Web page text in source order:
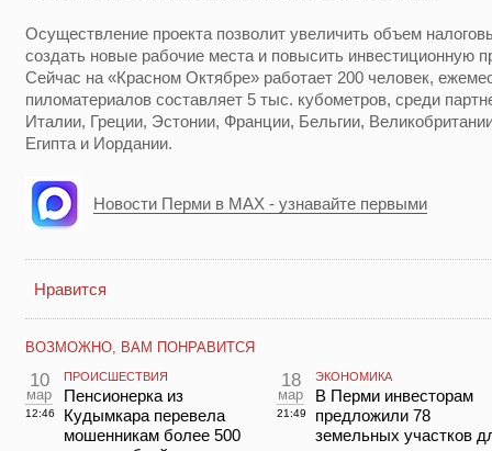
Осуществление проекта позволит увеличить объем
создать новые рабочие места и повысить инвестиционную
Сейчас на «Красном Октябре» работает 200 человек,
пиломатериалов составляет 5 тыс. кубометров, среди
Италии, Греции, Эстонии, Франции, Бельгии,
Египта и Иордании.
Новости Перми в MAX - узнавайте первыми
Нравится
ВОЗМОЖНО, ВАМ ПОНРАВИТСЯ
10
мар
12:46
ПРОИСШЕСТВИЯ
Пенсионерка из
Кудымкара перевела
мошенникам более 500
18
мар
21:49
ЭКОНОМИКА
В Перми инвесторам
предложили 78
земельных участков